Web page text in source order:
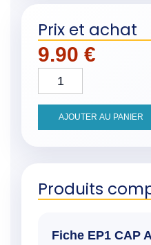
Prix et achat
9.90 €
quantité de Fiche
AJOUTER AU PANIER
Produits
Fiche EP1 CAP